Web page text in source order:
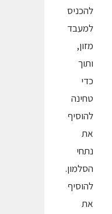
להכניס
למעבד
מזון,
ותוך
כדי
טחינה
להוסיף
את
נתחי
הסלמון.
להוסיף
את